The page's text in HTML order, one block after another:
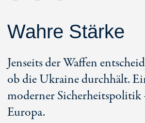
Wahre Stärke
Jenseits der Waffen
ob die Ukraine durchhält.
moderner Sicherheitspolitik
Europa.